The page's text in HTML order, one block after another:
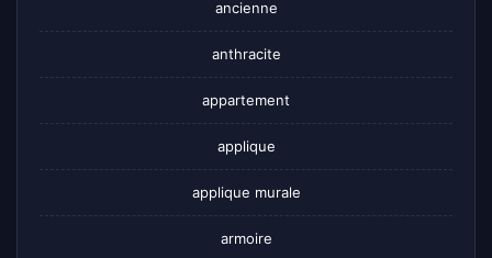
ancienne
anthracite
appartement
applique
applique murale
armoire